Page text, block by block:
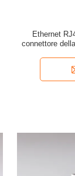
Ethernet
connettore